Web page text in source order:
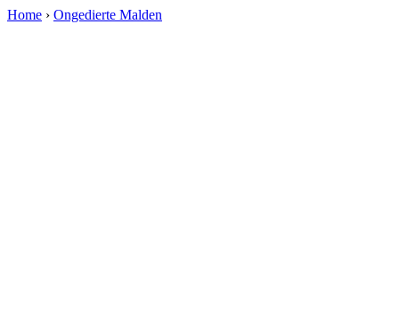
Home › Ongedierte Malden